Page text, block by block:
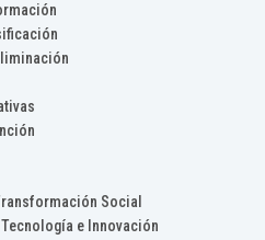
Social
e Innovación